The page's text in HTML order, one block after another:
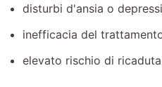
disturbi d'ansia o
inefficacia del
elevato rischio di ricaduta